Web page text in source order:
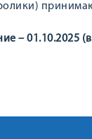
– 01.10.2025